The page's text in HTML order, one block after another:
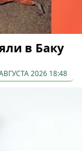
в Баку
2026 18:48